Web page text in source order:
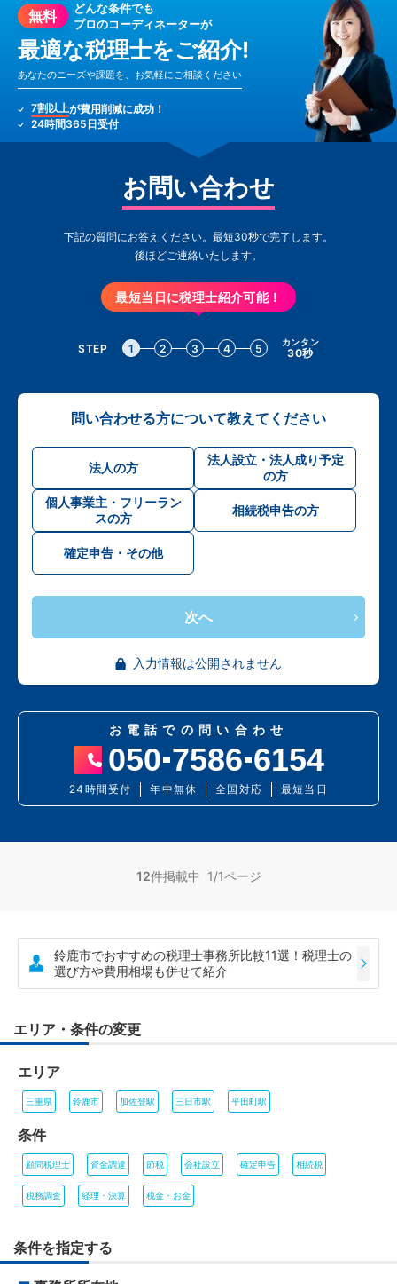
無料
どんな条件でも
プロのコーディネーターが
最適な税理士をご紹介!
あなたのニーズや課題を、お気軽にご相談ください
7割以上が費用削減に成功！
24時間365日受付
お問い合わせ
下記の質問にお答えください。最短30秒で完了します。
後ほどご連絡いたします。
最短当日に税理士紹介可能！
STEP 1 2 3 4 5 カンタン
30秒
問い合わせる方について教えてください
法人の方
法人設立・法人成り予定
の方
個人事業主・フリーラン
スの方
相続税申告の方
確定申告・その他
次へ
入力情報は公開されません
お電話での問い合わせ
050 7586 6154
24時間受付 年中無休 全国対応 最短当日
12件掲載中 1/1ページ
鈴鹿市でおすすめの税理士事務所比較11選！税理士の
選び方や費用相場も併せて紹介
エリア・条件の変更
エリア
三重県 鈴鹿市 加佐登駅 三日市駅 平田町駅
条件
顧問税理士 資金調達 節税 会社設立 確定申告 相続税
税務調査 経理・決算 税金・お金
条件を指定する